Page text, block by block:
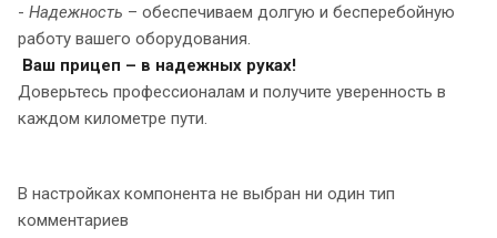
- Надежность – обеспечиваем долгую и бесперебойную
работу вашего оборудования.
Ваш прицеп – в надежных руках!
Доверьтесь профессионалам и получите уверенность в
каждом километре пути.
В настройках компонента не выбран ни один тип
комментариев